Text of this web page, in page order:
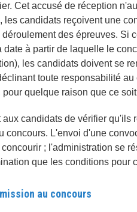
Cet accusé de réception
les candidats reçoivent une
déroulement des épreuves. Si
date à partir de laquelle le
les candidats doivent se
toute responsabilité
quelque raison que ce
aux candidats de vérifier
concours. L'envoi d'une
; l'administration se
que les conditions pour
au concours